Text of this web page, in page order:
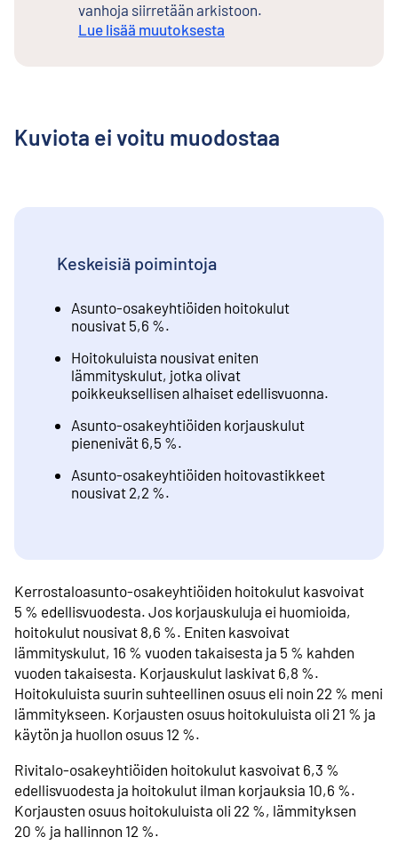
vanhoja siirretään arkistoon.
Lue lisää muutoksesta
Kuviota ei voitu muodostaa
Keskeisiä poimintoja
Asunto-osakeyhtiöiden hoitokulut
nousivat 5,6 %.
Hoitokuluista nousivat eniten
lämmityskulut, jotka olivat
poikkeuksellisen alhaiset edellisvuonna.
Asunto-osakeyhtiöiden korjauskulut
pienenivät 6,5 %.
Asunto-osakeyhtiöiden hoitovastikkeet
nousivat 2,2 %.
Kerrostaloasunto-osakeyhtiöiden hoitokulut kasvoivat
5 % edellisvuodesta. Jos korjauskuluja ei huomioida,
hoitokulut nousivat 8,6 %. Eniten kasvoivat
lämmityskulut, 16 % vuoden takaisesta ja 5 % kahden
vuoden takaisesta. Korjauskulut laskivat 6,8 %.
Hoitokuluista suurin suhteellinen osuus eli noin 22 % meni
lämmitykseen. Korjausten osuus hoitokuluista oli 21 % ja
käytön ja huollon osuus 12 %.
Rivitalo-osakeyhtiöiden hoitokulut kasvoivat 6,3 %
edellisvuodesta ja hoitokulut ilman korjauksia 10,6 %.
Korjausten osuus hoitokuluista oli 22 %, lämmityksen
20 % ja hallinnon 12 %.